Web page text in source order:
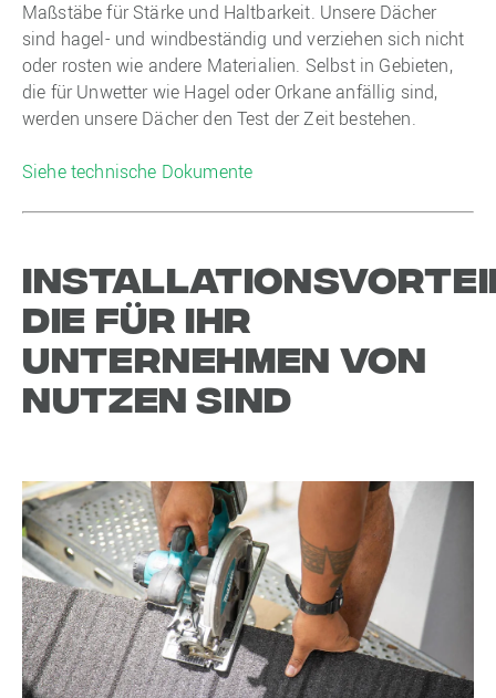
Maßstäbe für Stärke und Haltbarkeit. Unsere Dächer
sind hagel- und windbeständig und verziehen sich nicht
oder rosten wie andere Materialien. Selbst in Gebieten,
die für Unwetter wie Hagel oder Orkane anfällig sind,
werden unsere Dächer den Test der Zeit bestehen.
Siehe technische Dokumente
die für Ihr
Unternehmen von
Nutzen sind